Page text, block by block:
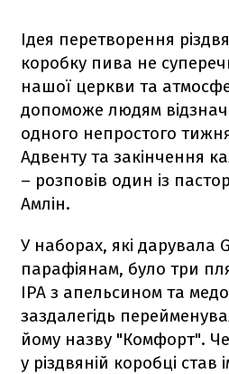
Ідея перетворення
коробку пива не
нашої церкви та
допоможе людям
одного непростого
Адвенту та закінчення
– розповів один із
Амлін.
У наборах, які дарувала
парафіянам, було три
IPA з апельсином та
заздалегідь
йому назву "Комфорт".
у різдвяній коробці став